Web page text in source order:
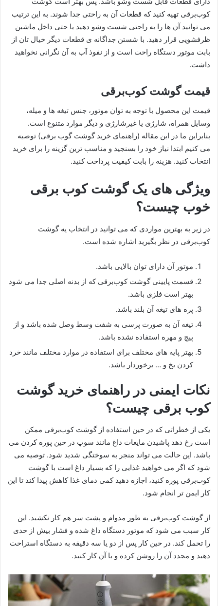
کوب‌برقی تهیه کنید که قطعات آن به راحتی جدا شوند. به این ترتیب
می توانید آن ها را به راحتی شست وشو دهید یا حتی داخل ماشین
ظرفشویی قرار دهید. با شستن جداگانه ی قطعات دیگر خیال تان از
بابت موتور دستگاه راحت است و از نفوذ آب به آن نگرانی نخواهید
داشت.
قیمت گوشت کوب‌برقی
قیمت این محصول با توجه به توان موتور، جنس تیغه ها و میله،
وسایل همراه، شارژی یا غیرشارژی و دیگر موارد متنوع است.
بنابراین ما در این مقاله (راهنمای خرید گوشت گوب برقی) توصیه
می کنیم ابتدا نیاز خود را بسنجید و مناسب ترین گزینه را برای خرید
انتخاب کنید. هزینه را بابت کیفیت پرداخت کنید.
ویژگی های یک گوشت کوب برقی
خوب چیست؟
در زیر به بهترین مواردی که می توانید در انتخاب یه گوشت
کوب‌برقی در نظر بگیرید اشاره شده است.
موتور آن دارای توان بالایی باشد.
قسمت پایینی گوشت کوب‌برقی که از بدنه اصلی جدا می شود
بهتر است فلزی باشد.
پره های تیغه آن بلند باشد.
تیغه آن به صورت پرسی به شفت وسط وصل شده باشد و از
پیچ و مهره استفاده نشده باشد.
بهتر پایه های مختلف برای استفاده در موارد مختلف مانند خرد
کردن یخ و … برخوردار باشد.
نکات ایمنی در راهنمای خرید گوشت
کوب برقی چیست؟
یکی از خطراتی که در حین استفاده از گوشت کوب‌برقی ممکن
است رخ دهد پاشیدن مایعات داغ مانند سوپ در حین پوره کردن می
باشد. این حالت می تواند منجر به سوختگی شدید شود. توصیه می
شود که اگر می خواهید غذایی را که بسیار داغ است با گوشت
کوب‌برقی پوره کنید، اجازه دهید کمی دمای غذا کاهش پیدا کند تا این
کار ایمن تر انجام شود.
از گوشت کوب‌برقی به طور مدوام و پشت سر هم کار نکشید. این
کار سبب می شود که موتور دستگاه داغ شده و فشار بیش از حدی
را تحمل کند. در حین کار پس از دو یا سه دقیقه به دستگاه استراحت
دهید و مجدد آن را روشن کرده و با آن کار کنید.